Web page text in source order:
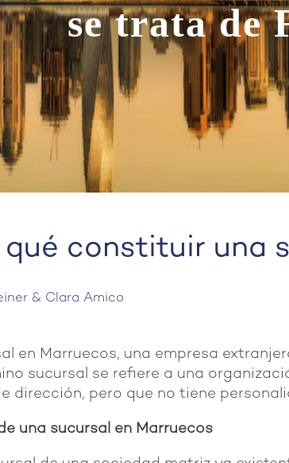
se trata de
constituir una
& Clara Amico
en Marruecos, una empresa
sucursal se refiere a una
dirección, pero que no tiene
una sucursal en Marruecos